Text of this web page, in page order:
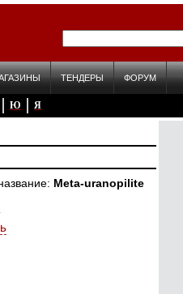
ТЕНДЕРЫ ФОРУМ
Ю Я
Meta-uranopilite